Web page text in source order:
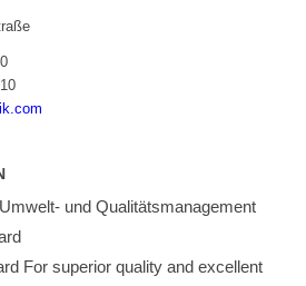
und Qualitätsmanagement
For superior quality and excellent